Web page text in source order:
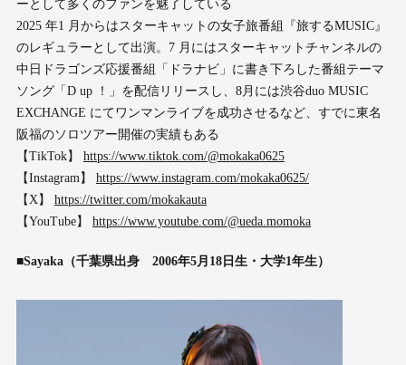
ーとして多くのファンを魅了している
2025 年1 月からはスターキャットの女子旅番組『旅するMUSIC』
のレギュラーとして出演。7 月にはスターキャットチャンネルの
中日ドラゴンズ応援番組「ドラナビ」に書き下ろした番組テーマ
ソング「D up ！」を配信リリースし、8月には渋谷duo MUSIC
EXCHANGE にてワンマンライブを成功させるなど、すでに東名
阪福のソロツアー開催の実績もある
【TikTok】 https://www.tiktok.com/@mokaka0625
【Instagram】 https://www.instagram.com/mokaka0625/
【X】 https://twitter.com/mokakauta
【YouTube】 https://www.youtube.com/@ueda.momoka
■Sayaka（千葉県出身 2006年5月18日生・大学1年生）